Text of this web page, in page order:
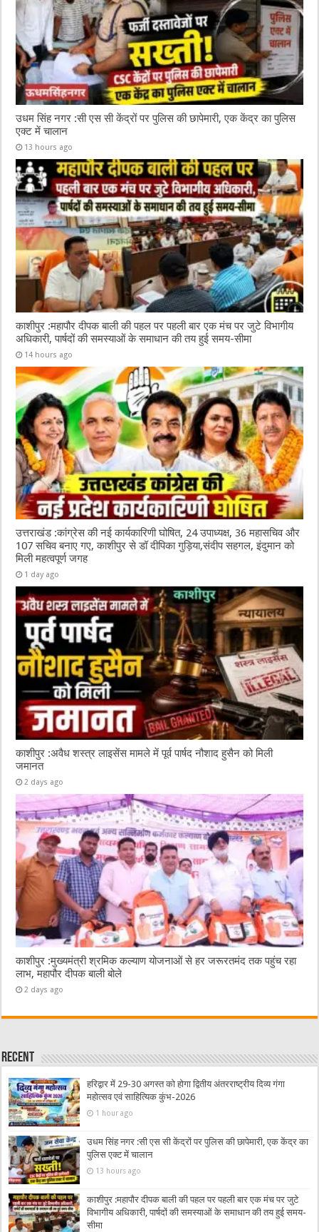
उधम सिंह नगर :सी एस सी केंद्रों पर पुलिस की छापेमारी, एक केंद्र का पुलिस
एक्ट में चालान
13 hours ago
काशीपुर :महापौर दीपक बाली की पहल पर पहली बार एक मंच पर जुटे विभागीय
अधिकारी, पार्षदों की समस्याओं के समाधान की तय हुई समय-सीमा
14 hours ago
उत्तराखंड :कांग्रेस की नई कार्यकारिणी घोषित, 24 उपाध्यक्ष, 36 महासचिव और
107 सचिव बनाए गए, काशीपुर से डॉ दीपिका गुड़िया,संदीप सहगल, इंदुमान को
मिली महत्वपूर्ण जगह
1 day ago
काशीपुर :अवैध शस्त्र लाइसेंस मामले में पूर्व पार्षद नौशाद हुसैन को मिली
जमानत
2 days ago
काशीपुर :मुख्यमंत्री श्रमिक कल्याण योजनाओं से हर जरूरतमंद तक पहुंच रहा
लाभ, महापौर दीपक बाली बोले
2 days ago
Recent
हरिद्वार में 29-30 अगस्त को होगा द्वितीय अंतरराष्ट्रीय दिव्य गंगा
महोत्सव एवं साहित्यिक कुंभ-2026
1 hour ago
उधम सिंह नगर :सी एस सी केंद्रों पर पुलिस की छापेमारी, एक केंद्र का
पुलिस एक्ट में चालान
13 hours ago
काशीपुर :महापौर दीपक बाली की पहल पर पहली बार एक मंच पर जुटे
विभागीय अधिकारी, पार्षदों की समस्याओं के समाधान की तय हुई समय-
सीमा